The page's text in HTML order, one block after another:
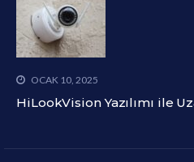
OCAK 10, 2025
HiLookVision Yazılımı ile